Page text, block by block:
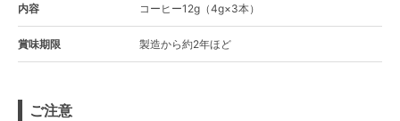
内容 コーヒー12g（4g×3本）
賞味期限 製造から約2年ほど
ご注意